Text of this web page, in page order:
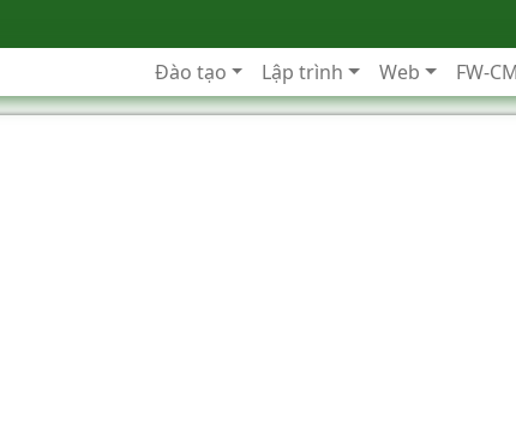
Đào tạo Lập trình Web FW-